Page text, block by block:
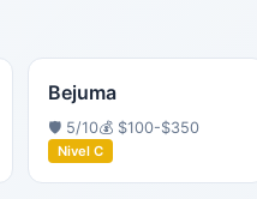
Bejuma
🛡️ 5/10💰 $100-$350
Nivel C